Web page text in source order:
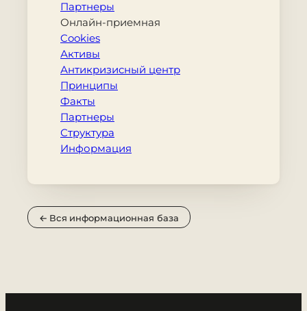
Партнеры
Онлайн-приемная
Cookies
Активы
Антикризисный центр
Принципы
Факты
Партнеры
Структура
Информация
← Вся информационная база